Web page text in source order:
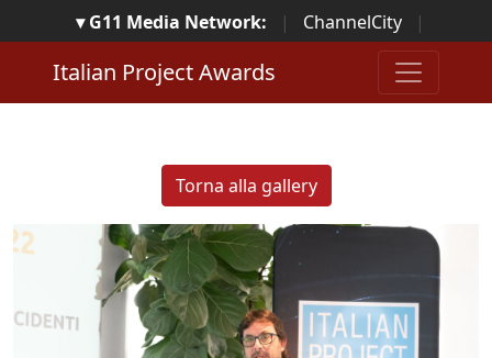
▾ G11 Media Network: | ChannelCity
|
ImpresaCity | SecurityOpenLab | Italian Channel
Awards | Italian Project Awards
Italian Security
Awards | ...
Italian Project Awards
Torna alla gallery